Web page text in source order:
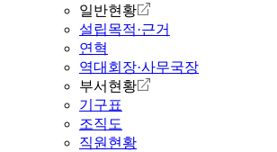
일반현황
설립목적·근거
연혁
역대회장·사무국장
부서현황
기구표
조직도
직원현황